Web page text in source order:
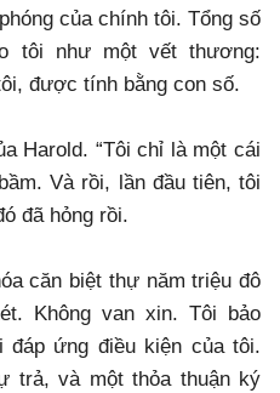
của chính tôi. Tổng số
tôi như một vết thương:
được tính bằng con số.
Harold. “Tôi chỉ là một cái
Và rồi, lần đầu tiên, tôi
đã hỏng rồi.
căn biệt thự năm triệu đô
Không van xin. Tôi bảo
ứng điều kiện của tôi.
trả, và một thỏa thuận ký